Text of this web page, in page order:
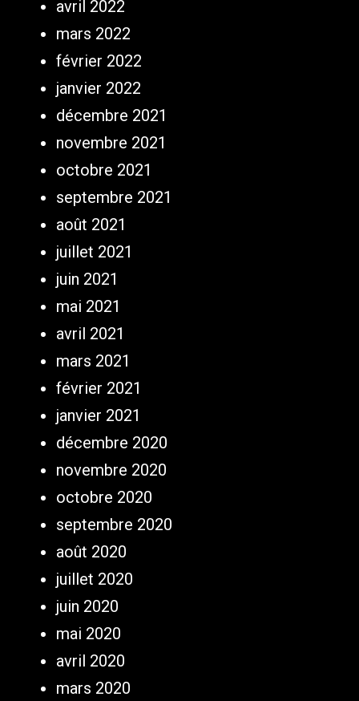
avril 2022
mars 2022
février 2022
janvier 2022
décembre 2021
novembre 2021
octobre 2021
septembre 2021
août 2021
juillet 2021
juin 2021
mai 2021
avril 2021
mars 2021
février 2021
janvier 2021
décembre 2020
novembre 2020
octobre 2020
septembre 2020
août 2020
juillet 2020
juin 2020
mai 2020
avril 2020
mars 2020